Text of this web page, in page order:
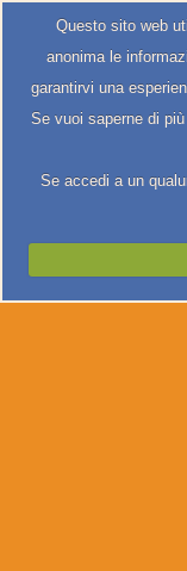
Questo sito web
anonima le
garantirvi una
Se vuoi saperne di
Se accedi a un